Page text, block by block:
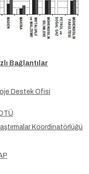
Bağlantılar
Destek Ofisi
Koordinatörlüğü